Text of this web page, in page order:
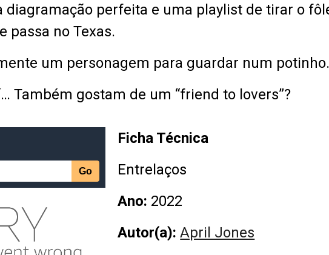
diagramação perfeita e uma playlist de tirar o
passa no Texas.
um personagem para guardar num potinho.
Também gostam de um “friend to lovers”?
Ficha Técnica
Entrelaços
Ano: 2022
Autor(a):April Jones